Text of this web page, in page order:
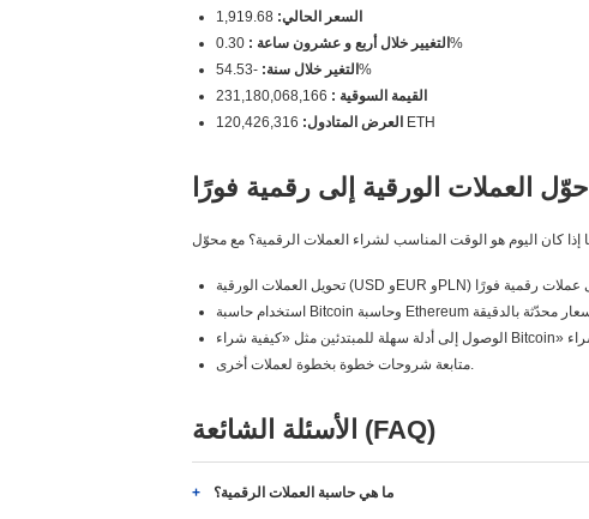
السعر الحالي:
التغيير خلال أربع و عشرون ساعة : 0.30%
التغير خلال سنة: -54.53%
القيمة السوقية :
العرض المتادول:
120,426,316 ETH
حوّل العملات الورقية إلى رقمية فورًا
متابعة شروحات خطوة بخطوة لعملات أخرى.
الأسئلة الشائعة (FAQ)
ما هي حاسبة العملات الرقمية؟